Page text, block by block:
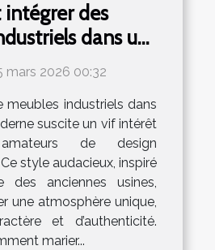
des
dans un
?
mars 2026 00:32
meubles industriels dans
suscite un vif intérêt
de design
style audacieux, inspiré
des anciennes usines,
une atmosphère unique,
et d’authenticité.
marier...